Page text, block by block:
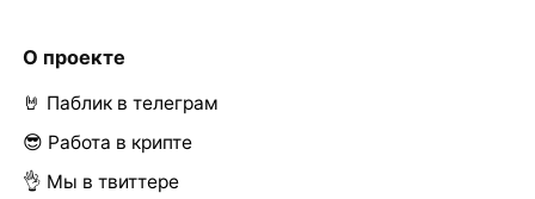
О проекте
🤘 Паблик в телеграм
😎 Работа в крипте
👌 Мы в твиттере